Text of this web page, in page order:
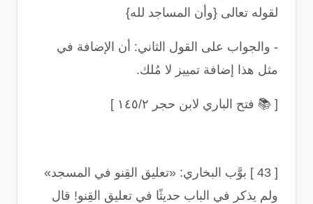
لقوله تعالى {وأن المساجد لله}
- والجواب على القول الثاني: أن الإضافة في
مثل هذا إضافة تمييز لا مُلك.
[
📚 فتح الباري لابن حجر ١٤٥/٢ ]
[ 43 ]
بوَّب البخاري: «تعليق القِنو في المسجد»
ولم يذكر في الباب حديثًا في تعليق القِنو! قال